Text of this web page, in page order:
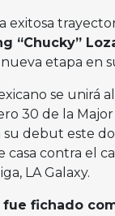
exitosa
“Chucky”
etapa en
se unirá al
30 de la
su debut este
casa contra el
LA Galaxy.
fue fichado